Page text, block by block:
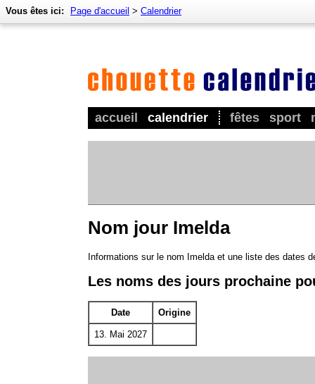
accueil calendrier fêtes sport
Vous êtes ici: Page d'accueil > Calendrier
Nom jour Imelda
Informations sur le nom Imelda et une liste des dates
Les noms des jours prochaine
Date Origine
13. Mai 2027